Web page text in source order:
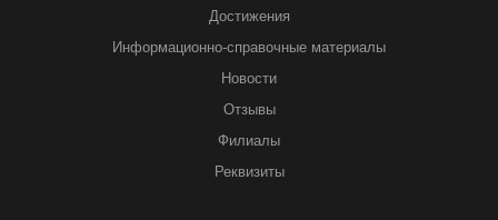
Достижения
Информационно-справочные материалы
Новости
Отзывы
Филиалы
Реквизиты